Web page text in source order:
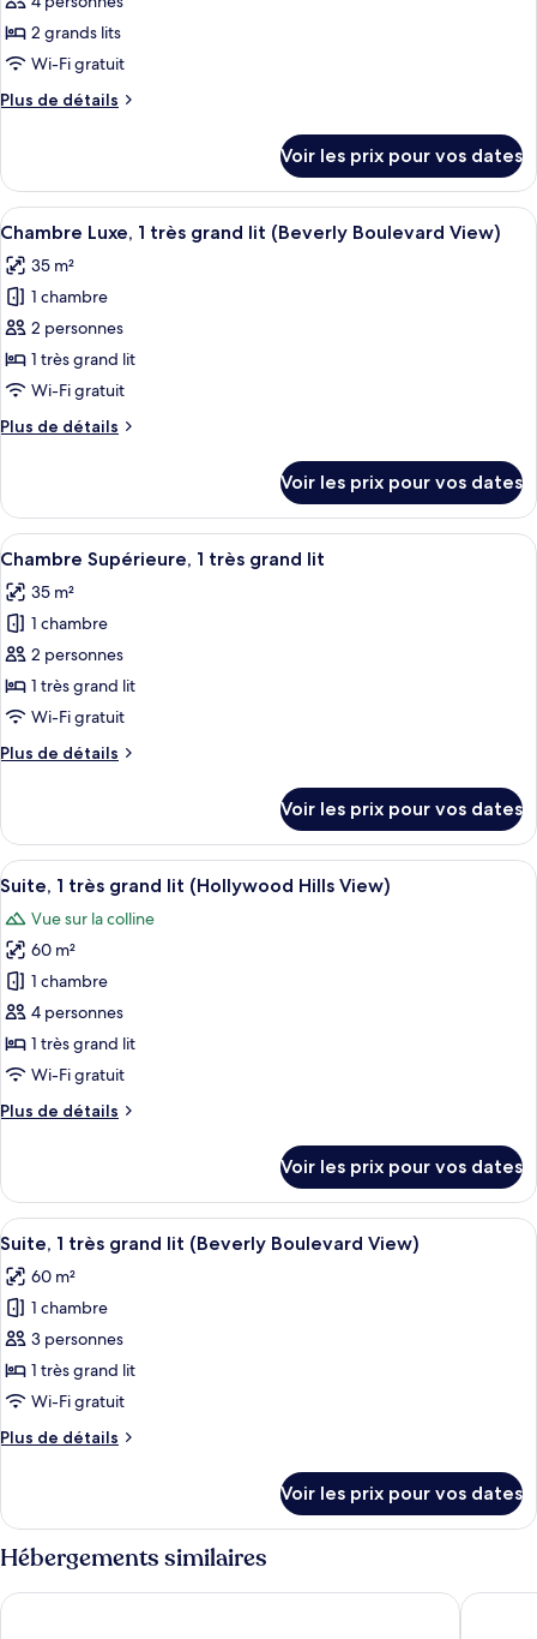
grand
lit,
ce
type
de
chambre :
Chambre
2
grands
lits
(Beverly
Boulevard
View)
2 grands lits
Wi-Fi gratuit
Plus de détails
Plus
le
type
de
Chambre
Supérieure,
grands
lits
(Beverly
Boulevard
View)
Voir les prix pour vos dates
Afficher
toutes
les
photos
pour
ce
type
chambre :
très
grand
lit
(Beverly
Boulevard
View)
Literie de qualité supérieure,
7
Chambre Luxe, 1 très grand lit (Beverly Boulevard View)
35 m²
1 chambre
2 personnes
1 très grand lit
Wi-Fi gratuit
Plus de détails
Plus
le
type
de
Chambre
Luxe,
très
grand
lit
(Beverly
Boulevard
Voir les prix pour vos dates
Afficher
toutes
les
photos
pour
ce
type
chambre :
très
grand
lit
Une chambre d’hôtel avec un lit,
5
Chambre Supérieure, 1 très grand lit
35 m²
1 chambre
2 personnes
1 très grand lit
Wi-Fi gratuit
Plus de détails
Plus
le
type
de
Chambre
Supérieure,
très
grand
lit
Voir les prix pour vos dates
Afficher
toutes
les
photos
pour
ce
type
de
chambre :
Suite,
grand
lit
(Hollywood
Hills
View)
Literie de qualité supérieure,
10
Suite, 1 très grand lit (Hollywood Hills View)
Vue sur la colline
60 m²
1 chambre
4 personnes
1 très grand lit
Wi-Fi gratuit
Plus de détails
Plus
le
type
de
Suite,
grand
lit
(Hollywood
Hills
View)
Voir les prix pour vos dates
Afficher
toutes
les
photos
pour
ce
type
chambre :
très
grand
lit
(Beverly
Literie de qualité supérieure,
5
Suite, 1 très grand lit (Beverly Boulevard View)
60 m²
1 chambre
3 personnes
1 très grand lit
Wi-Fi gratuit
Plus de détails
Plus
le
type
de
Suite,
Voir les prix pour vos dates
Hébergements similaires
Loews Hollywood Hotel SLS